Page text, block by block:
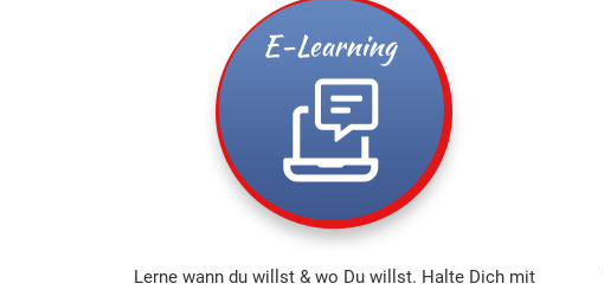
Lerne wann du willst & wo Du willst. Halte Dich mit